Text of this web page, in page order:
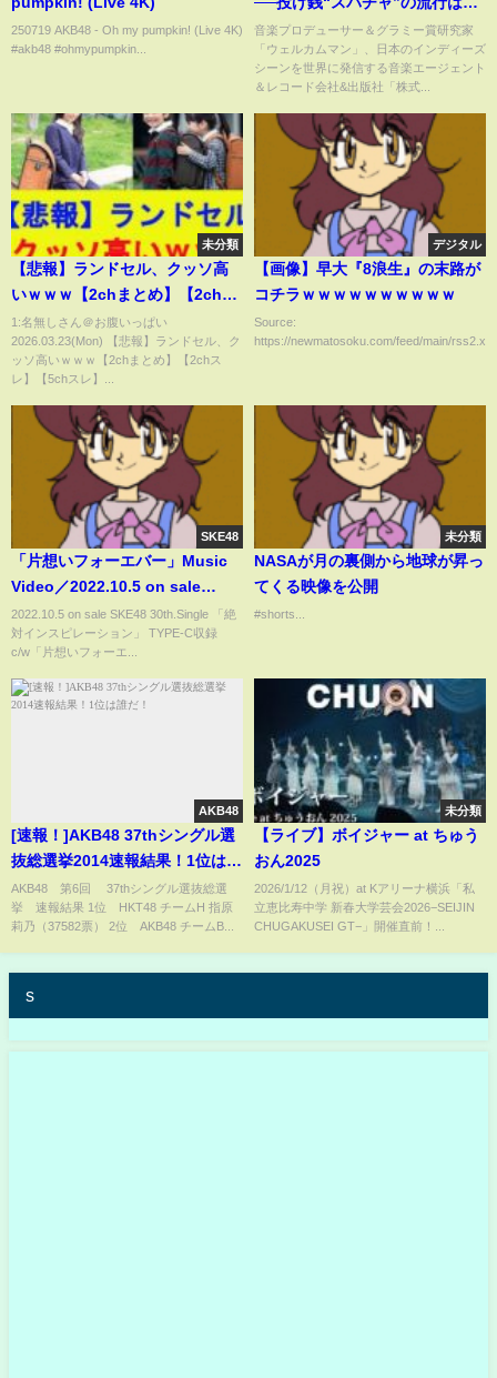
250719 AKB48 - Oh my pumpkin! (Live 4K)
#akb48 #ohmypumpkin...
本特有？世界で類を見ない投げ
銭大国！
音楽プロデューサー＆グラミー賞研究家
「ウェルカムマン」、日本のインディーズ
シーンを世界に発信する音楽エージェント
＆レコード会社&出版社「株式...
未分類
【悲報】ランドセル、クッソ高
いｗｗｗ【2chまとめ】【2chス
レ】【5chスレ】【ゆっくり】
1:名無しさん＠お腹いっぱい
2026.03.23(Mon) 【悲報】ランドセル、ク
ッソ高いｗｗｗ【2chまとめ】【2chス
レ】【5chスレ】...
デジタル
【画像】早大『8浪生』の末路が
コチラｗｗｗｗｗｗｗｗｗｗ
Source:
https://newmatosoku.com/feed/main/
SKE48
「片想いフォーエバー」Music
Video／2022.10.5 on sale
SKE48 30th.Single c/w
2022.10.5 on sale SKE48 30th.Single 「絶
対インスピレーション」 TYPE-C収録
c/w「片想いフォーエ...
未分類
NASAが月の裏側から地球が昇っ
てくる映像を公開
#shorts...
AKB48
[速報！]AKB48 37thシングル選
抜総選挙2014速報結果！1位は誰
だ！
AKB48 第6回 37thシングル選抜総選
挙 速報結果 1位 HKT48 チームH 指原
莉乃（37582票） 2位 AKB48 チームB...
未分類
【ライブ】ボイジャー at ちゅう
おん2025
2026/1/12（月祝）at Kアリーナ横浜「私
立恵比寿中学 新春大学芸会2026−SEIJIN
CHUGAKUSEI GT−」開催直前！...
s